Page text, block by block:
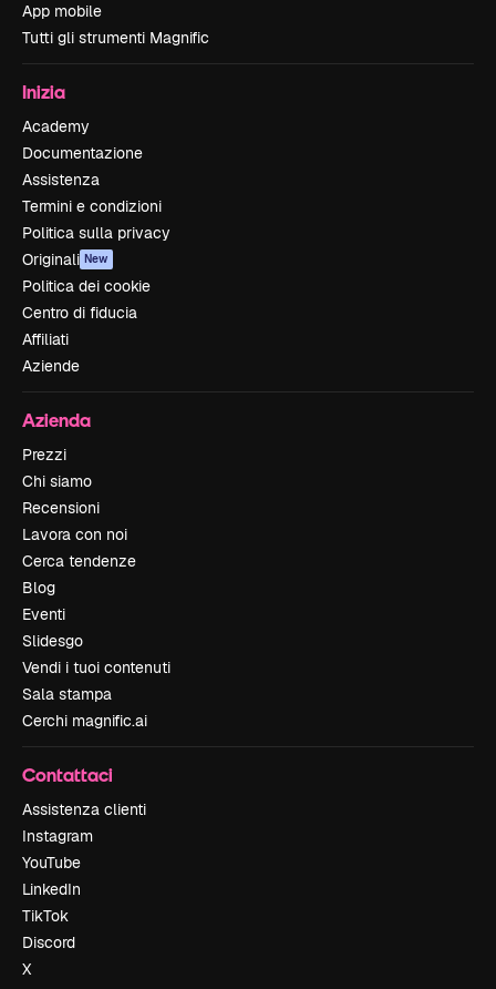
App mobile
Tutti gli strumenti Magnific
Inizia
Academy
Documentazione
Assistenza
Termini e condizioni
Politica sulla privacy
Originali New
Politica dei cookie
Centro di fiducia
Affiliati
Aziende
Azienda
Prezzi
Chi siamo
Recensioni
Lavora con noi
Cerca tendenze
Blog
Eventi
Slidesgo
Vendi i tuoi contenuti
Sala stampa
Cerchi magnific.ai
Contattaci
Assistenza clienti
Instagram
YouTube
LinkedIn
TikTok
Discord
X